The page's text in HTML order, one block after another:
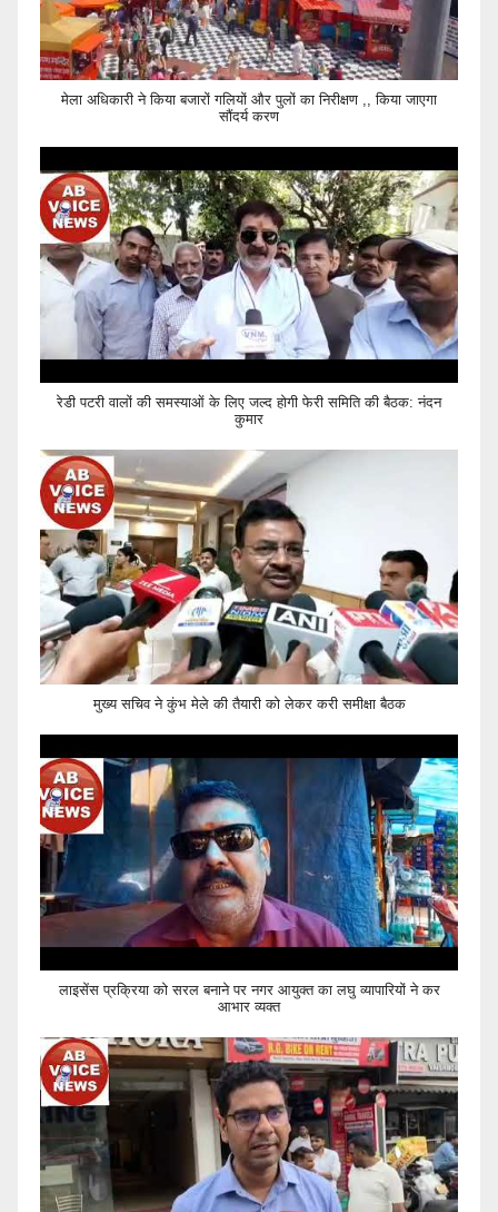
मेला अधिकारी ने किया बजारों गलियों और पुलों का निरीक्षण ,, किया जाएगा
सौंदर्य करण
रेडी पटरी वालों की समस्याओं के लिए जल्द होगी फेरी समिति की बैठक: नंदन
कुमार
मुख्य सचिव ने कुंभ मेले की तैयारी को लेकर करी समीक्षा बैठक
लाइसेंस प्रक्रिया को सरल बनाने पर नगर आयुक्त का लघु व्यापारियों ने कर
आभार व्यक्त